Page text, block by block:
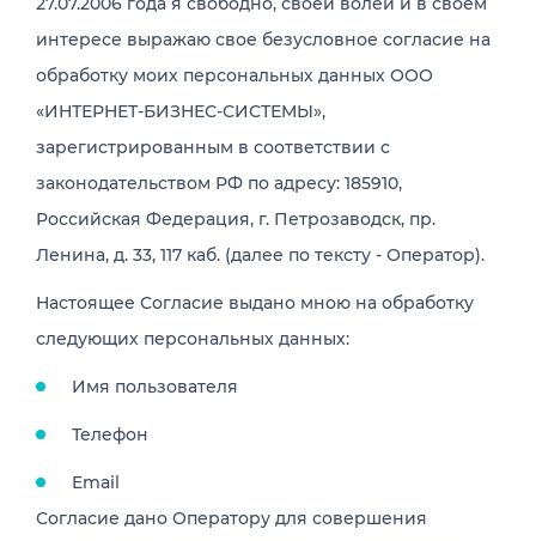
интересе выражаю свое безусловное согласие на
обработку моих персональных данных ООО
«ИНТЕРНЕТ-БИЗНЕС-СИСТЕМЫ»,
зарегистрированным в соответствии с
законодательством РФ по адресу: 185910,
Российская Федерация, г. Петрозаводск, пр.
Ленина, д. 33, 117 каб. (далее по тексту - Оператор).
Настоящее Согласие выдано мною на обработку
следующих персональных данных:
Имя пользователя
Телефон
Email
Согласие дано Оператору для совершения